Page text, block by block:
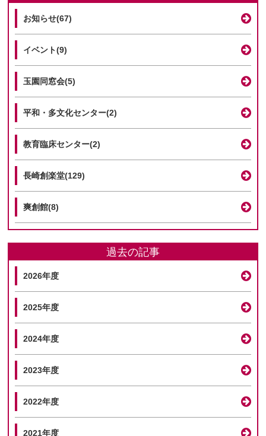
お知らせ(67)
イベント(9)
玉園同窓会(5)
平和・多文化センター(2)
教育臨床センター(2)
長崎創楽堂(129)
爽創館(8)
過去の記事
2026年度
2025年度
2024年度
2023年度
2022年度
2021年度